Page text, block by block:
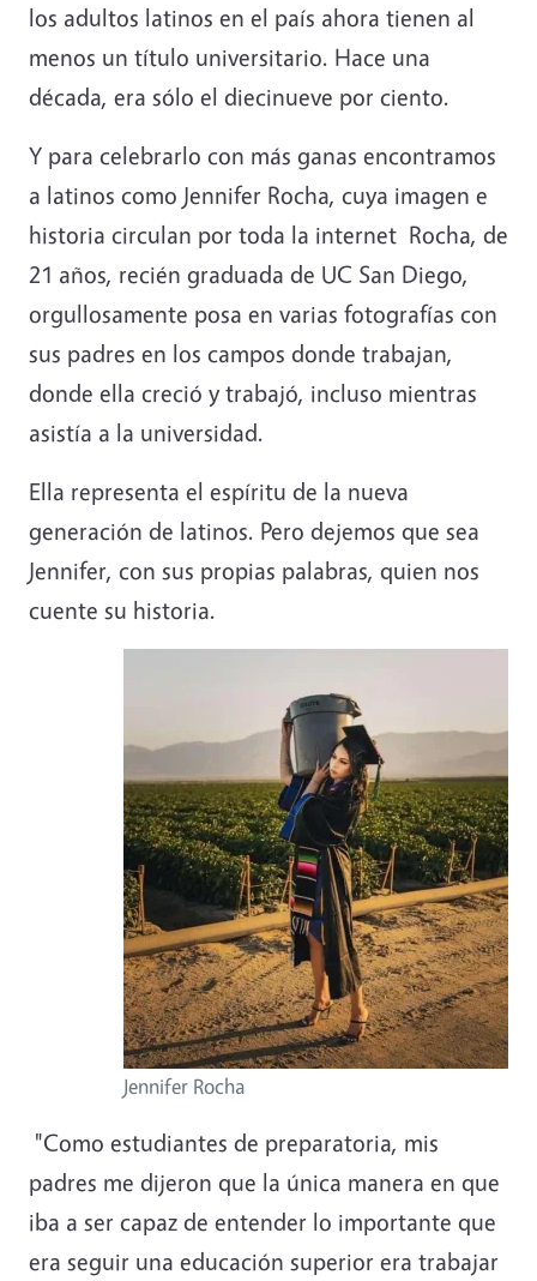
los adultos latinos en el país ahora tienen al
menos un título universitario. Hace una
década, era sólo el diecinueve por ciento.
Y para celebrarlo con más ganas encontramos
a latinos como Jennifer Rocha, cuya imagen e
historia circulan por toda la internet Rocha, de
21 años, recién graduada de UC San Diego,
orgullosamente posa en varias fotografías con
sus padres en los campos donde trabajan,
donde ella creció y trabajó, incluso mientras
asistía a la universidad.
Ella representa el espíritu de la nueva
generación de latinos. Pero dejemos que sea
Jennifer, con sus propias palabras, quien nos
cuente su historia.
Jennifer Rocha
"Como estudiantes de preparatoria, mis
padres me dijeron que la única manera en que
iba a ser capaz de entender lo importante que
era seguir una educación superior era trabajar